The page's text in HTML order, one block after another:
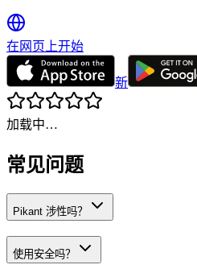
在网页上开始
新
加载中…
常见问题
Pikant 涉性吗？
使用安全吗？